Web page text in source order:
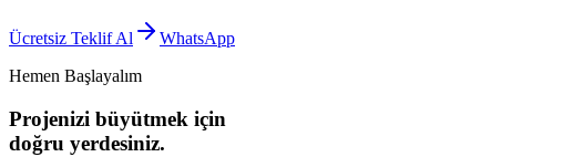
Ücretsiz Teklif Al
WhatsApp
Hemen Başlayalım
Projenizi büyütmek için
doğru yerdesiniz.